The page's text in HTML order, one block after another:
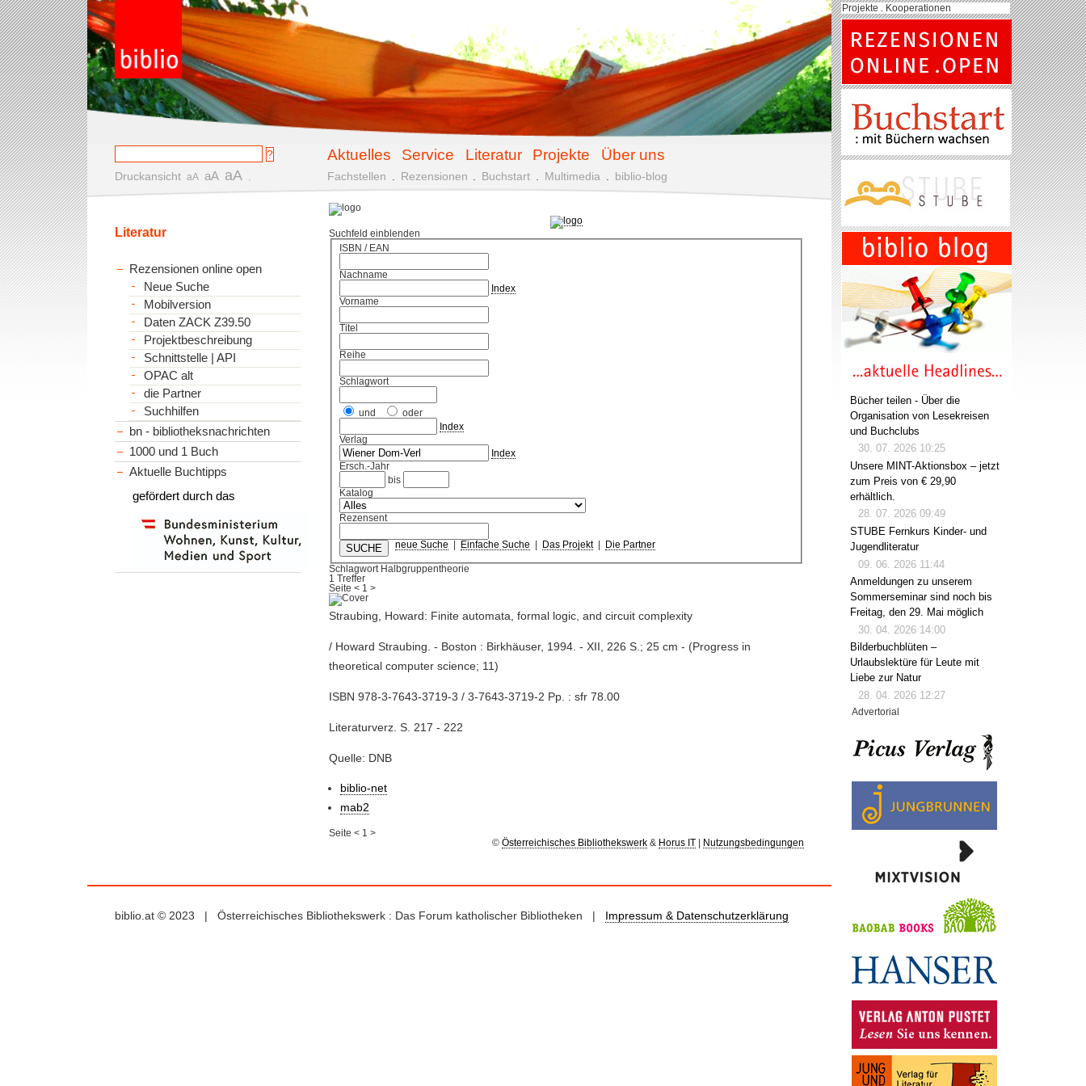
Aktuelles Service Literatur Projekte Über uns
Druckansicht aA aA aA Fachstellen Rezensionen Buchstart Multimedia biblio-blog
Suchfeld einblenden
ISBN / EAN
Nachname
Index
Vorname
Titel
Reihe
Schlagwort
und
oder
Index
Verlag
Index
Ersch.-Jahr
bis
Katalog
Rezensent
neue Suche Einfache Suche Das Projekt| Die Partner
Schlagwort Halbgruppentheorie
1 Treffer
Seite< 1 >
Straubing, Howard: Finite automata, formal logic, and circuit complexity
/ Howard Straubing. - Boston : Birkhäuser, 1994. - XII, 226 S.; 25 cm - (Progress in
theoretical computer science; 11)
ISBN 978-3-7643-3719-3 / 3-7643-3719-2 Pp. : sfr 78.00
Literaturverz. S. 217 - 222
Quelle: DNB
biblio-net
mab2
Seite< 1 >
© Österreichisches Bibliothekswerk& Horus IT| Nutzungsbedingungen
Literatur
Rezensionen online open
Neue Suche
Mobilversion
Daten ZACK Z39.50
Projektbeschreibung
Schnittstelle | API
OPAC alt
die Partner
Suchhilfen
bn - bibliotheksnachrichten
1000 und 1 Buch
Aktuelle Buchtipps
gefördert durch das
biblio.at © 2023 | Österreichisches Bibliothekswerk : Das Forum katholischer Bibliotheken | Impressum & Datenschutzerklärung
Projekte . Kooperationen
Bücher teilen - Über die
Organisation von Lesekreisen
und Buchclubs
30. 07. 2026 10:25
Unsere MINT-Aktionsbox – jetzt
zum Preis von € 29,90
erhältlich.
28. 07. 2026 09:49
STUBE Fernkurs Kinder- und
Jugendliteratur
09. 06. 2026 11:44
Anmeldungen zu unserem
Sommerseminar sind noch bis
Freitag, den 29. Mai möglich
30. 04. 2026 14:00
Bilderbuchblüten –
Urlaubslektüre für Leute mit
Liebe zur Natur
28. 04. 2026 12:27
Advertorial